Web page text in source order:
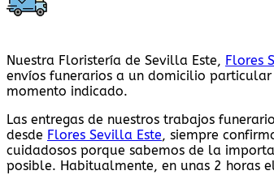
Nuestra Floristería de Sevilla Este, Flores
envíos funerarios a un domicilio
momento indicado.
Las entregas de nuestros trabajos
desde Flores Sevilla Este, siempre
cuidadosos porque sabemos de la
posible. Habitualmente, en unas 2 horas